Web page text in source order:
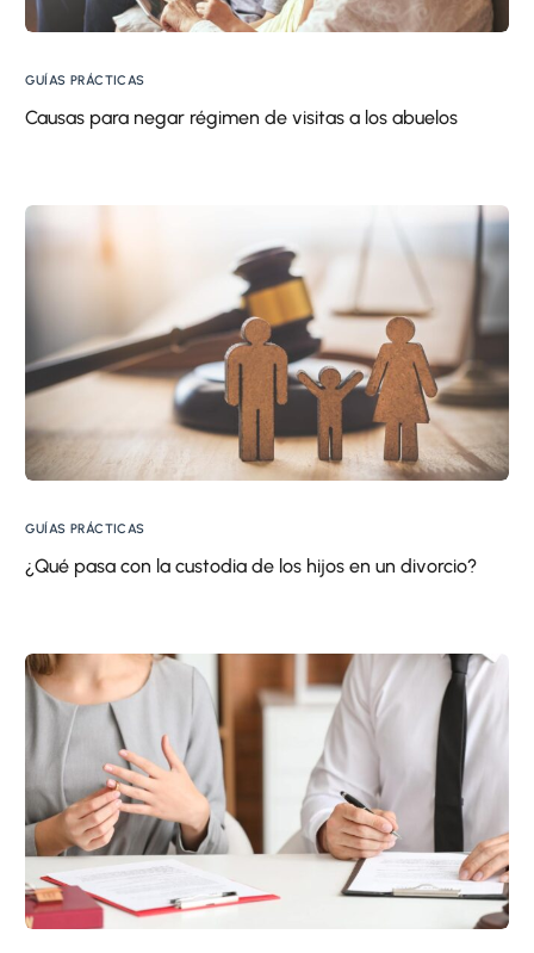
GUÍAS PRÁCTICAS
Causas para negar régimen de visitas a los abuelos
GUÍAS PRÁCTICAS
¿Qué pasa con la custodia de los hijos en un divorcio?